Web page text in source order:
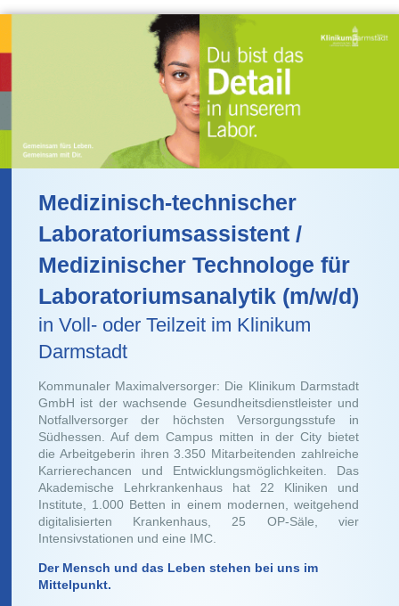
Medizinisch-technischer
Laboratoriumsassistent /
Medizinischer Technologe für
Laboratoriumsanalytik (m/w/d)
in Voll- oder Teilzeit im Klinikum
Darmstadt
Kommunaler Maximalversorger: Die Klinikum Darmstadt
GmbH ist der wachsende Gesundheitsdienstleister und
Notfallversorger der höchsten Versorgungsstufe in
Südhessen. Auf dem Campus mitten in der City bietet
die Arbeitgeberin ihren 3.350 Mitarbeitenden zahlreiche
Karrierechancen und Entwicklungsmöglichkeiten. Das
Akademische Lehrkrankenhaus hat 22 Kliniken und
Institute, 1.000 Betten in einem modernen, weitgehend
digitalisierten Krankenhaus, 25 OP-Säle, vier
Intensivstationen und eine IMC.
Der Mensch und das Leben stehen bei uns im
Mittelpunkt.